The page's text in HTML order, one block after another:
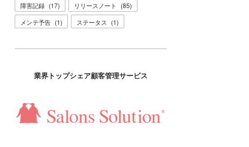
障害記録 (17) リリースノート (85)
メンテ予告 (1) ステータス (1)
業界トップシェア顧客管理サービス